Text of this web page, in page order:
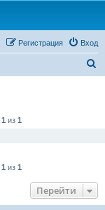
Вход
Регистрация
1 из 1
1 из 1
Перейти